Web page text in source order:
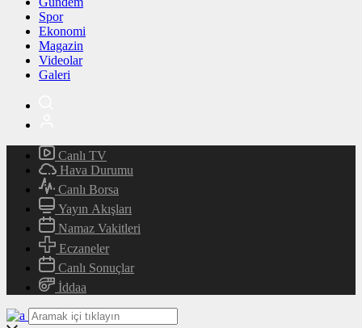
Spor
Ekonomi
Magazin
Videolar
Galeri
Canlı TV
Hava Durumu
Canlı Borsa
Yayın Akışları
Namaz Vakitleri
Eczaneler
Canlı Sonuçlar
İddaa